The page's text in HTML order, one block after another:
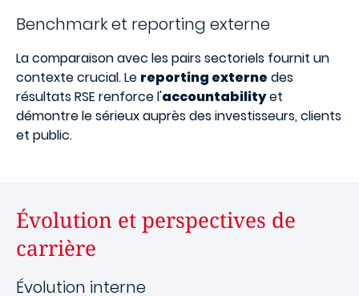
Benchmark et reporting externe
La comparaison avec les pairs sectoriels fournit un
contexte crucial. Le reporting externe des
résultats RSE renforce l'accountabilityet
démontre le sérieux auprès des investisseurs, clients
et public.
Évolution et perspectives de
carrière
Évolution interne